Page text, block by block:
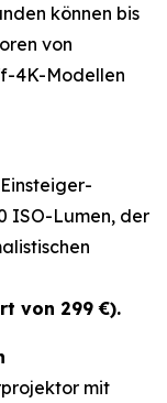
können bis
von
4K-Modellen
ISO-Lumen, der
von 299 €).
mit